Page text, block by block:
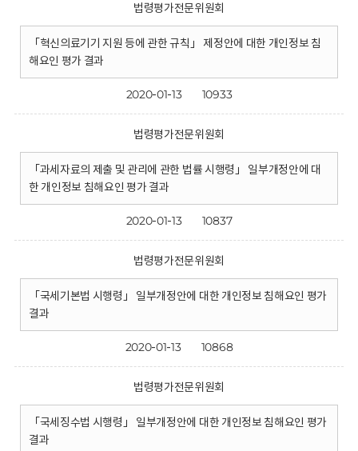
법령평가전문위원회
「혁신의료기기 지원 등에 관한 규칙」 제정안에 대한 개인정보 침
해요인 평가 결과
2020-01-13 10933
법령평가전문위원회
「과세자료의 제출 및 관리에 관한 법률 시행령」 일부개정안에 대
한 개인정보 침해요인 평가 결과
2020-01-13 10837
법령평가전문위원회
「국세기본법 시행령」 일부개정안에 대한 개인정보 침해요인 평가
결과
2020-01-13 10868
법령평가전문위원회
「국세징수법 시행령」 일부개정안에 대한 개인정보 침해요인 평가
결과